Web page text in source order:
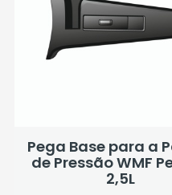
Pega Base para a
de Pressão WMF
2,5L